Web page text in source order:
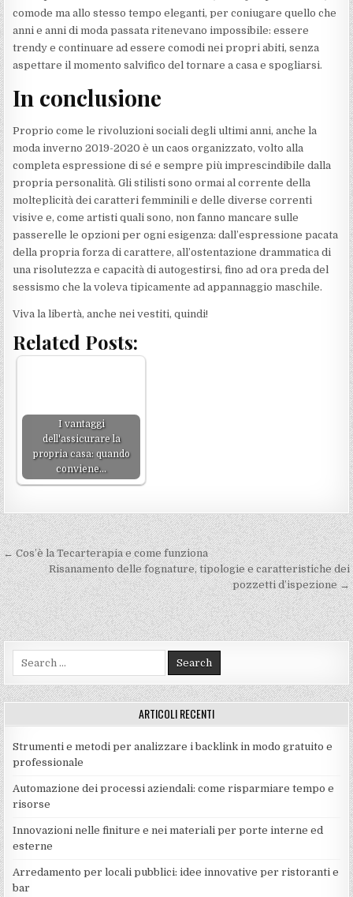
comode ma allo stesso tempo eleganti, per coniugare quello che
anni e anni di moda passata ritenevano impossibile: essere
trendy e continuare ad essere comodi nei propri abiti, senza
aspettare il momento salvifico del tornare a casa e spogliarsi.
In conclusione
Proprio come le rivoluzioni sociali degli ultimi anni, anche la
moda inverno 2019-2020 è un caos organizzato, volto alla
completa espressione di sé e sempre più imprescindibile dalla
propria personalità. Gli stilisti sono ormai al corrente della
molteplicità dei caratteri femminili e delle diverse correnti
visive e, come artisti quali sono, non fanno mancare sulle
passerelle le opzioni per ogni esigenza: dall’espressione pacata
della propria forza di carattere, all’ostentazione drammatica di
una risolutezza e capacità di autogestirsi, fino ad ora preda del
sessismo che la voleva tipicamente ad appannaggio maschile.
Viva la libertà, anche nei vestiti, quindi!
Related Posts:
I vantaggi
dell'assicurare la
propria casa: quando
conviene…
Navigazione
articoli
← Cos’è la Tecarterapia e come funziona
Risanamento delle fognature, tipologie e caratteristiche dei
pozzetti d’ispezione →
Search
for:
ARTICOLI RECENTI
Strumenti e metodi per analizzare i backlink in modo gratuito e
professionale
Automazione dei processi aziendali: come risparmiare tempo e
risorse
Innovazioni nelle finiture e nei materiali per porte interne ed
esterne
Arredamento per locali pubblici: idee innovative per ristoranti e
bar